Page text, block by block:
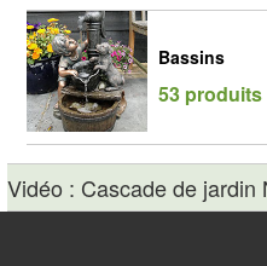
Bassins
53 produits
Vidéo : Cascade de jardin